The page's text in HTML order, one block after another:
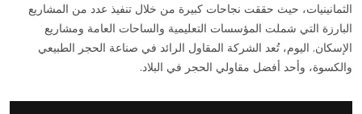
الثمانينيات، حيث حققت نجاحات كبيرة من خلال تنفيذ عدد من المشاريع
البارزة التي شملت المؤسسات التعليمية والساحات العامة ومشاريع
الإسكان. اليوم، تُعد الشركة المقاول الرائد في صناعة الحجر الطبيعي
والكسوة، وأحد أفضل مقاولي الحجر في البلاد.